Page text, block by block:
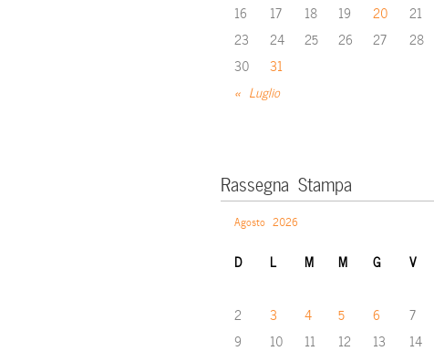
« Luglio
16
17 18 19 20 21
23
24 25 26 27 28
30
31
Rassegna Stampa
Agosto 2026
D L M M G V
2
3 4 5 6 7
9
10 11 12 13 14